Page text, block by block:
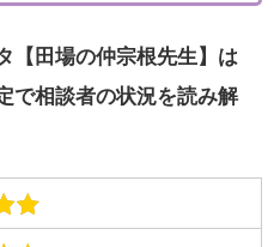
【田場の仲宗根先生】は
で相談者の状況を読み解